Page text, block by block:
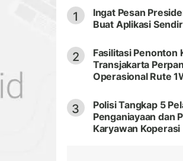
1
Ingat Pesan
Buat Aplikasi
2
Fasilitasi Penonton
Transjakarta
Operasional Rute
3
Polisi Tangkap 5
Penganiayaan dan
Karyawan Koperasi